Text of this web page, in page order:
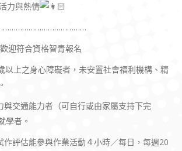
力與熱情
迎符合資格智青報名
以上之身心障礙者，未安置社會福利機構、精
與交通能力者（可自行或由家屬支持下完
學者。
作評估能參與作業活動４小時／每日，每週20